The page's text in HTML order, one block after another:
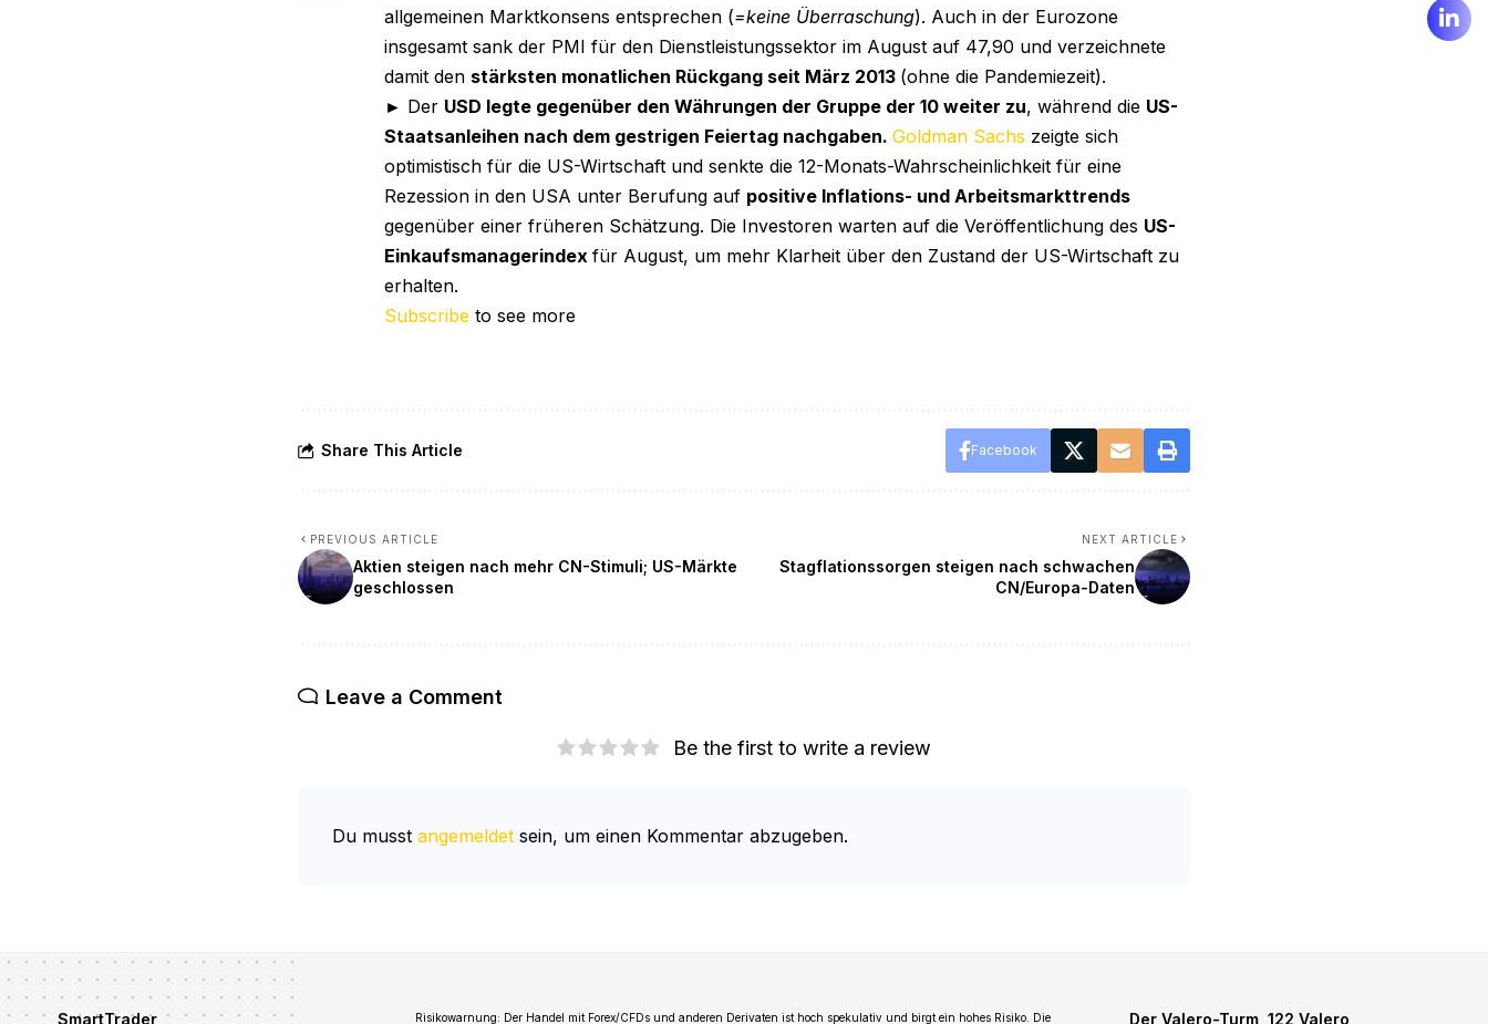
allgemeinen Marktkonsens entsprechen (=keine Überraschung). Auch in der Eurozone
insgesamt sank der PMI für den Dienstleistungssektor im August auf 47,90 und verzeichnete
damit den stärksten monatlichen Rückgang seit März 2013 (ohne die Pandemiezeit).
► Der USD legte gegenüber den Währungen der Gruppe der 10 weiter zu, während die US-
Staatsanleihen nach dem gestrigen Feiertag nachgaben. Goldman Sachs zeigte sich
optimistisch für die US-Wirtschaft und senkte die 12-Monats-Wahrscheinlichkeit für eine
Rezession in den USA unter Berufung auf positive Inflations- und Arbeitsmarkttrends
gegenüber einer früheren Schätzung. Die Investoren warten auf die Veröffentlichung des US-
Einkaufsmanagerindex für August, um mehr Klarheit über den Zustand der US-Wirtschaft zu
erhalten.
Subscribeto see more
Share This Article Facebook
PREVIOUS ARTICLE
Aktien steigen nach mehr CN-Stimuli; US-Märkte
geschlossen
NEXT ARTICLE
Stagflationssorgen steigen nach schwachen
CN/Europa-Daten
Leave a Comment
Be the first to write a review
Du musst angemeldetsein, um einen Kommentar abzugeben.
SmartTrader Risikowarnung: Der Handel mit Forex/CFDs und anderen Derivaten ist hoch spekulativ und birgt ein hohes Risiko. Die Der Valero-Turm, 122 Valero